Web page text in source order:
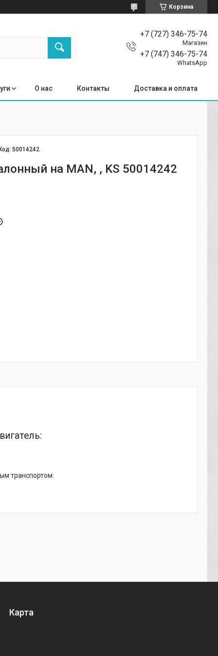
Корзина
+7 (727) 346-75-74
Магазин
+7 (747) 346-75-74
WhatsApp
О нас Контакты Доставка и оплата
50014242
на MAN, , KS 50014242
транспортом.
Карта